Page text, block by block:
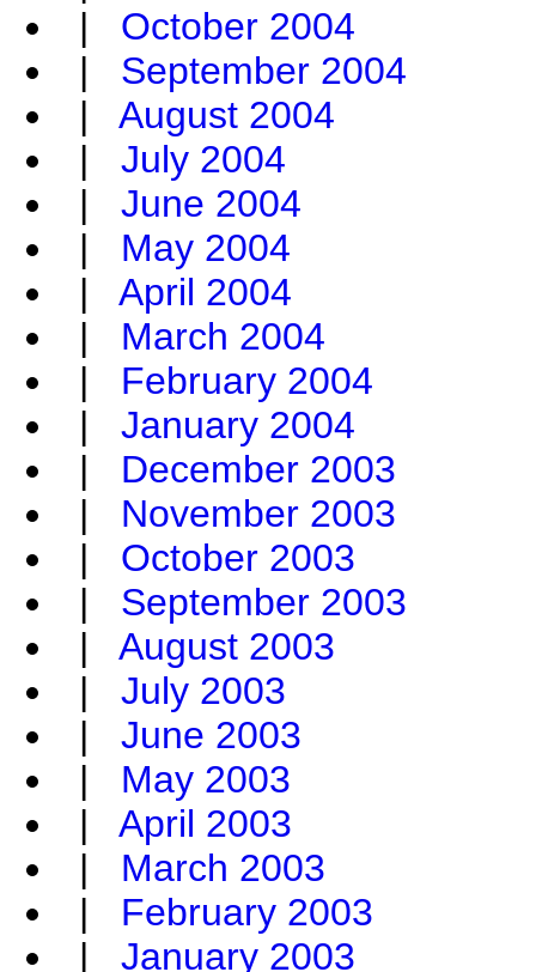
| October 2004
| September 2004
| August 2004
| July 2004
| June 2004
| May 2004
| April 2004
| March 2004
| February 2004
| January 2004
| December 2003
| November 2003
| October 2003
| September 2003
| August 2003
| July 2003
| June 2003
| May 2003
| April 2003
| March 2003
| February 2003
| January 2003